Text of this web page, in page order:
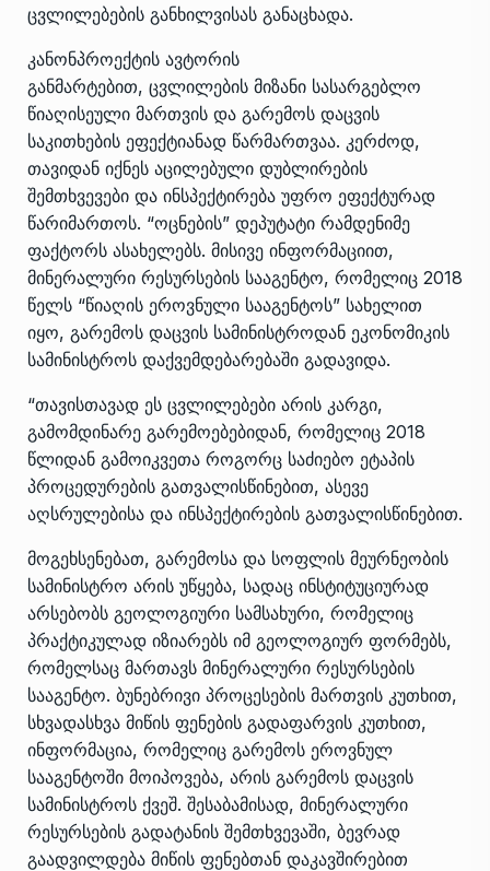
ცვლილებების განხილვისას განაცხადა.
კანონპროექტის ავტორის
განმარტებით, ცვლილების მიზანი სასარგებლო
წიაღისეული მართვის და გარემოს დაცვის
საკითხების ეფექტიანად წარმართვაა. კერძოდ,
თავიდან იქნეს აცილებული დუბლირების
შემთხვევები და ინსპექტირება უფრო ეფექტურად
წარიმართოს. “ოცნების” დეპუტატი რამდენიმე
ფაქტორს ასახელებს. მისივე ინფორმაციით,
მინერალური რესურსების სააგენტო, რომელიც 2018
წელს “წიაღის ეროვნული სააგენტოს” სახელით
იყო, გარემოს დაცვის სამინისტროდან ეკონომიკის
სამინისტროს დაქვემდებარებაში გადავიდა.
“თავისთავად ეს ცვლილებები არის კარგი,
გამომდინარე გარემოებებიდან, რომელიც 2018
წლიდან გამოიკვეთა როგორც საძიებო ეტაპის
პროცედურების გათვალისწინებით, ასევე
აღსრულებისა და ინსპექტირების გათვალისწინებით.
მოგეხსენებათ, გარემოსა და სოფლის მეურნეობის
სამინისტრო არის უწყება, სადაც ინსტიტუციურად
არსებობს გეოლოგიური სამსახური, რომელიც
პრაქტიკულად იზიარებს იმ გეოლოგიურ ფორმებს,
რომელსაც მართავს მინერალური რესურსების
სააგენტო. ბუნებრივი პროცესების მართვის კუთხით,
სხვადასხვა მიწის ფენების გადაფარვის კუთხით,
ინფორმაცია, რომელიც გარემოს ეროვნულ
სააგენტოში მოიპოვება, არის გარემოს დაცვის
სამინისტროს ქვეშ. შესაბამისად, მინერალური
რესურსების გადატანის შემთხვევაში, ბევრად
გაადვილდება მიწის ფენებთან დაკავშირებით